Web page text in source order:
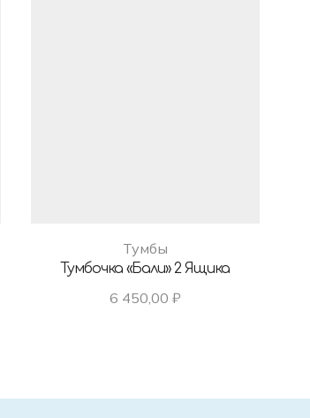
Тумбы
Тумбочка «Бали» 2 Ящика
6 450,00 ₽